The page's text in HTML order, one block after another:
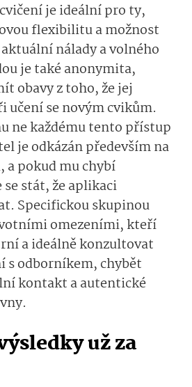
je ideální pro ty,
flexibilitu a možnost
nálady a volného
je také anonymita,
obavy z toho, že jej
učení se novým cvikům.
ne každému tento přístup
je odkázán především na
pokud mu chybí
stát, že aplikaci
Specifickou skupinou
omezeními, kteří
a ideálně konzultovat
s odborníkem, chybět
kontakt a autentické
už za